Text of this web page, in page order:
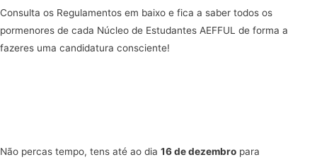
Consulta os Regulamentos em baixo e fica a saber todos os
pormenores de cada Núcleo de Estudantes AEFFUL de forma a
fazeres uma candidatura consciente!
Não percas tempo, tens até ao dia 16 de dezembro para